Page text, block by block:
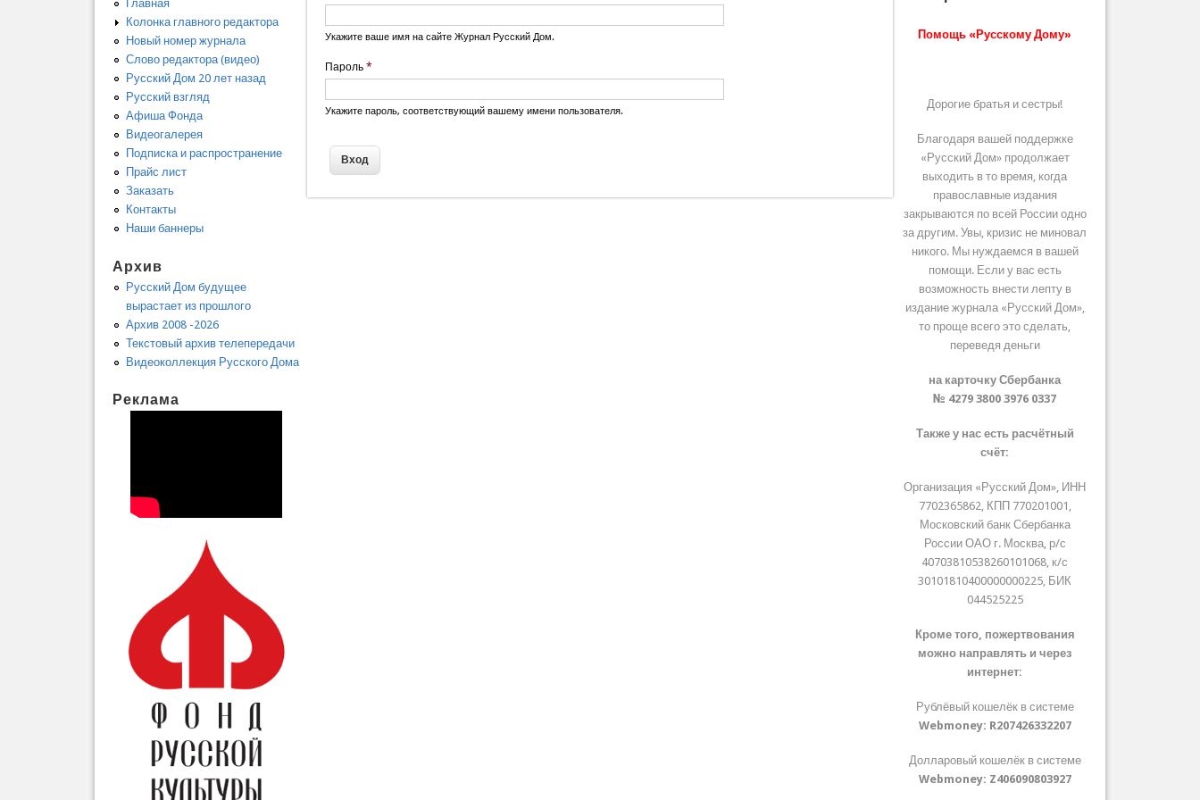
Укажите ваше имя на сайте Журнал Русский Дом.
Пароль*
Укажите пароль, соответствующий вашему имени пользователя.
Главная
Колонка главного редактора
Новый номер журнала
Слово редактора (видео)
Русский Дом 20 лет назад
Русский взгляд
Афиша Фонда
Видеогалерея
Подписка и распространение
Прайс лист
Заказать
Контакты
Наши баннеры
Архив
Русский Дом будущее
вырастает из прошлого
Архив 2008 -2026
Текстовый архив телепередачи
Видеоколлекция Русского Дома
Реклама
Помощь «Русскому Дому»
Дорогие братья и сестры!
Благодаря вашей поддержке
«Русский Дом» продолжает
выходить в то время, когда
православные издания
закрываются по всей России одно
за другим. Увы, кризис не миновал
никого. Мы нуждаемся в вашей
помощи. Если у вас есть
возможность внести лепту в
издание журнала «Русский Дом»,
то проще всего это сделать,
переведя деньги
на карточку Сбербанка
№ 4279 3800 3976 0337
Также у нас есть расчётный
счёт:
Организация «Русский Дом», ИНН
7702365862, КПП 770201001,
Московский банк Сбербанка
России ОАО г. Москва, р/с
40703810538260101068, к/с
30101810400000000225, БИК
044525225
Кроме того, пожертвования
можно направлять и через
интернет:
Рублёвый кошелёк в системе
Webmoney: R207426332207
Долларовый кошелёк в системе
Webmoney: Z406090803927